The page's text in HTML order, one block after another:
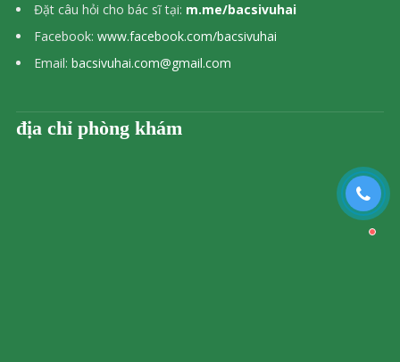
Đặt câu hỏi cho bác sĩ tại: m.me/bacsivuhai
Facebook: www.facebook.com/bacsivuhai
Email: bacsivuhai.com@gmail.com
địa chỉ phòng khám